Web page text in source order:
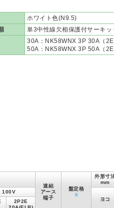
ホワイト色(N9.5)
単3中性線欠相保護付サーキッ
30A：NK58WNX 3P 30A（2E
50A：NK58WNX 3P 50A（2E
速結
アース
端子
盤定格
※
外形寸
mm
100V
ヨコ
2P2E